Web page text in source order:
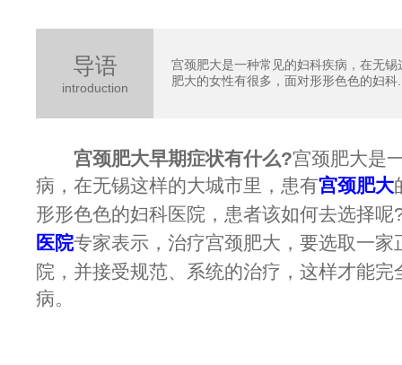
导语
introduction
宫颈肥大是一种常见的妇科疾病，在无
肥大的女性有很多，面对形形色色的妇科
宫颈肥大早期症状有什么?宫颈肥大是
病，在无锡这样的大城市里，患有宫颈肥大
形形色色的妇科医院，患者该如何去选择呢
医院专家表示，治疗宫颈肥大，要选取一家
院，并接受规范、系统的治疗，这样才能完
病。